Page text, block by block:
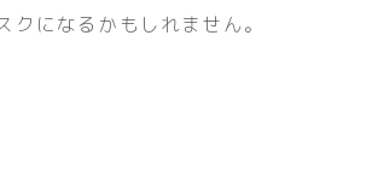
クになるかもしれません。